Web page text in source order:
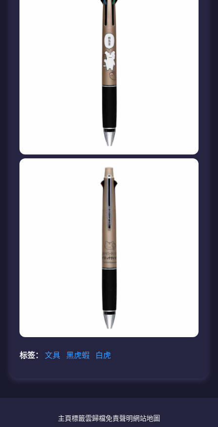
标签： 文具 黑虎蝦 白虎
主頁標籤雲歸檔免責聲明網站地圖